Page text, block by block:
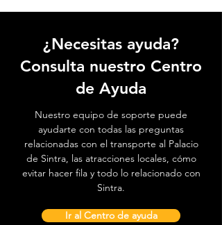
¿Necesitas ayuda?
Consulta nuestro Centro
de Ayuda
Nuestro equipo de soporte puede
ayudarte con todas las preguntas
relacionadas con el transporte al Palacio
de Sintra, las atracciones locales, cómo
evitar hacer fila y todo lo relacionado con
Sintra.
Ir al Centro de ayuda